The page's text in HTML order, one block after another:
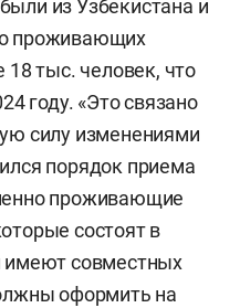
из Узбекистана и
проживающих
18 тыс. человек, что
году. «Это связано
силу изменениями
порядок приема
проживающие
состоят в
имеют совместных
оформить на